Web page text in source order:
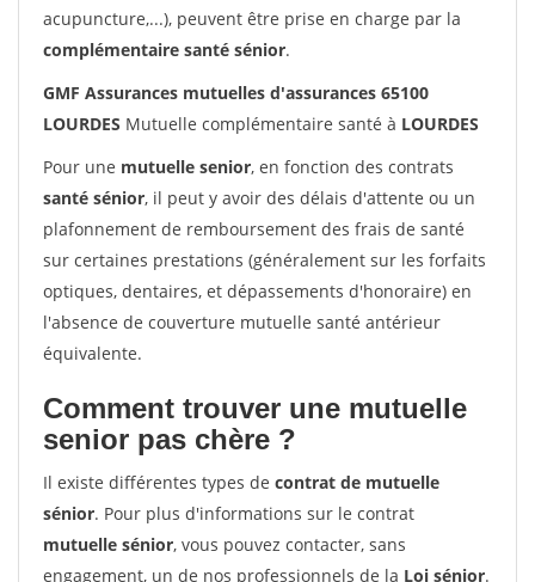
acupuncture,...), peuvent être prise en charge par la
complémentaire santé sénior.
GMF Assurances mutuelles d'assurances 65100
LOURDES Mutuelle complémentaire santé à LOURDES
Pour une mutuelle senior, en fonction des contrats
santé sénior, il peut y avoir des délais d'attente ou un
plafonnement de remboursement des frais de santé
sur certaines prestations (généralement sur les forfaits
optiques, dentaires, et dépassements d'honoraire) en
l'absence de couverture mutuelle santé antérieur
équivalente.
Comment trouver une mutuelle
senior pas chère ?
Il existe différentes types de contrat de mutuelle
sénior. Pour plus d'informations sur le contrat
mutuelle sénior, vous pouvez contacter, sans
engagement, un de nos professionnels de la Loi sénior.